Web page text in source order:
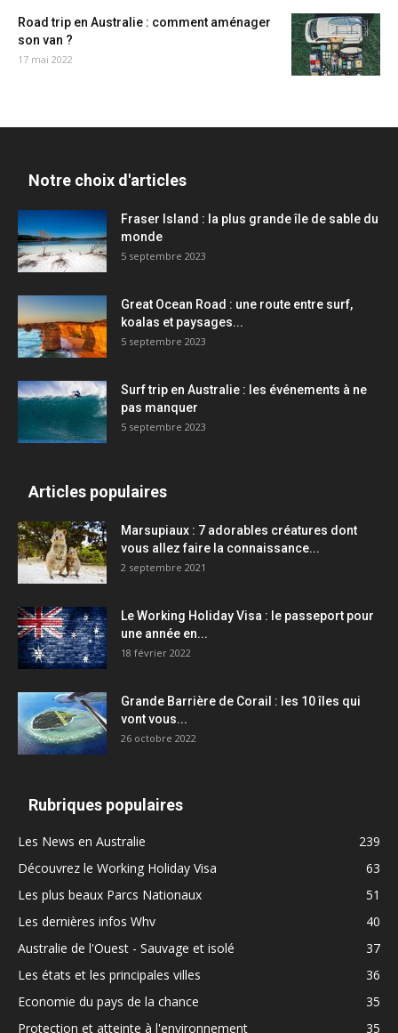
Road trip en Australie : comment aménager
son van ?
17 mai 2022
Notre choix d'articles
Fraser Island : la plus grande île de sable du
monde
5 septembre 2023
Great Ocean Road : une route entre surf,
koalas et paysages...
5 septembre 2023
Surf trip en Australie : les événements à ne
pas manquer
5 septembre 2023
Articles populaires
Marsupiaux : 7 adorables créatures dont
vous allez faire la connaissance...
2 septembre 2021
Le Working Holiday Visa : le passeport pour
une année en...
18 février 2022
Grande Barrière de Corail : les 10 îles qui
vont vous...
26 octobre 2022
Rubriques populaires
Les News en Australie
239
Découvrez le Working Holiday Visa
63
Les plus beaux Parcs Nationaux
51
Les dernières infos Whv
40
Australie de l'Ouest - Sauvage et isolé
37
Les états et les principales villes
36
Economie du pays de la chance
35
Protection et atteinte à l'environnement
35